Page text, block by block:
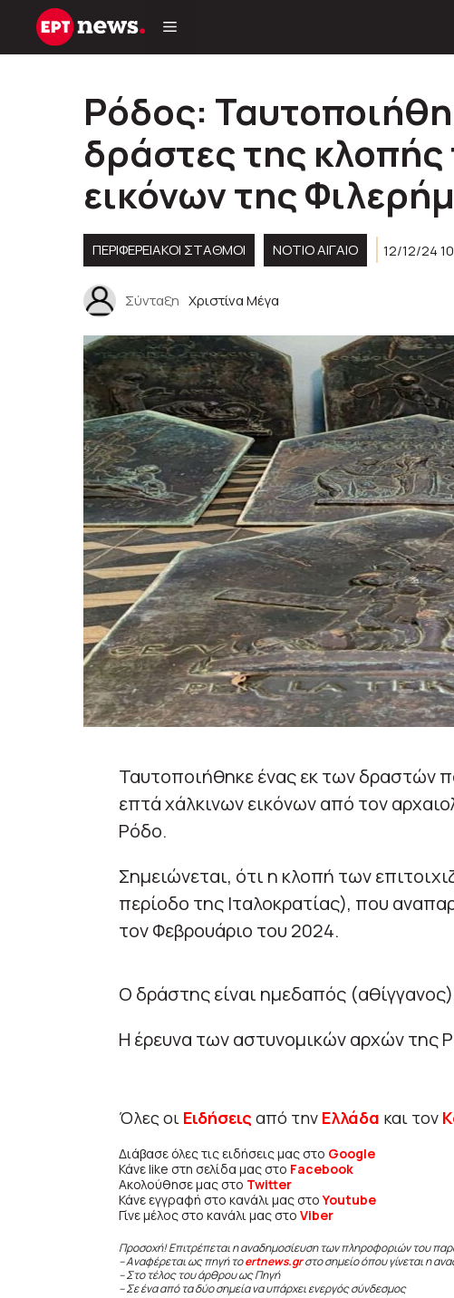
Μετάβαση
Ρόδος:
δράστες της
εικόνων της
ΠΕΡΙΦΕΡΕΙΑΚΟΊ ΣΤΑΘΜΟΊ ΝΟΤΙΟ ΑΙΓΑΙΟ 12/12/24
Σύνταξη Χριστίνα Μέγα
Ταυτοποιήθηκε ένας εκ των δραστών
επτά χάλκινων εικόνων από τον
Ρόδο.
Σημειώνεται, ότι η κλοπή των
περίοδο της Ιταλοκρατίας), που
τον Φεβρουάριο του 2024.
Ο δράστης είναι ημεδαπός
Η έρευνα των αστυνομικών αρχών της
Όλες οι Ειδήσεις από την Ελλάδα και τον
Διάβασε όλες τις ειδήσεις μας στο Google
Κάνε like στη σελίδα μας στο Facebook
Ακολούθησε μας στο Twitter
Κάνε εγγραφή στο κανάλι μας στοYoutube
Γίνε μέλος στο κανάλι μας στο Viber
Προσοχή! Επιτρέπεται η αναδημοσίευση των πληροφοριών του
– Αναφέρεται ως πηγή τοertnews.gr στο σημείο όπου γίνεται η
– Στο τέλος του άρθρου ως Πηγή
– Σε ένα από τα δύο σημεία να υπάρχει ενεργός σύνδεσμος